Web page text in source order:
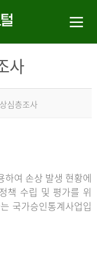
사
심층조사
하여 손상 발생 현황에
책 수립 및 평가를 위
국가승인통계사업입